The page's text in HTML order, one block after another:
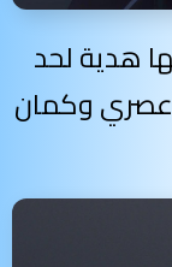
هدية لحد
وكمان